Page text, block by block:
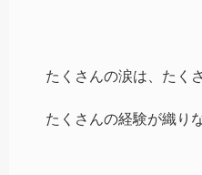
たくさんの涙は、たく
たくさんの経験が織り